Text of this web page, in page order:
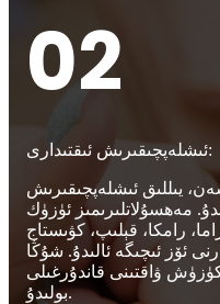
02
ئىشلەپچىقىرىش ئىقتىدارى:
يىللىق ئىشلەپچىقىرىش
توننىغا يېتىدۇ. مەھسۇلاتلىرىمىز ئۈزۈك
رامكا، قېلىپ، كۋىستاج
ئۆز ئىچىگە ئالىدۇ. شۇڭا
ۋاقتىنى قاندۇرغىلى
بولىدۇ.